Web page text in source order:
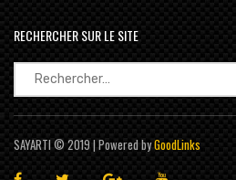
RECHERCHER SUR LE SITE
Rechercher :
SAYARTI © 2019 | Powered byGoodLinks